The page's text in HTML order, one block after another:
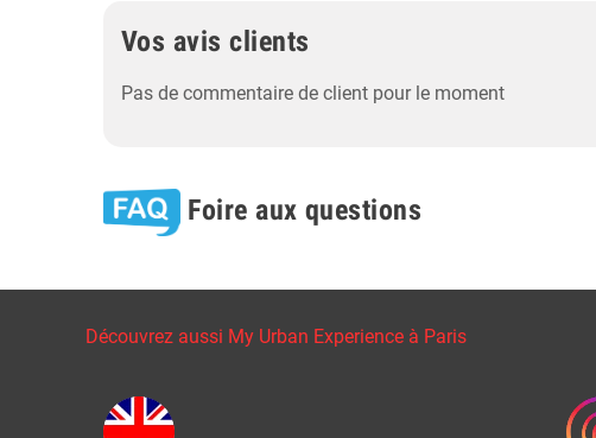
Vos avis clients
Pas de commentaire de client pour le moment
Foire aux questions
Découvrez aussi My Urban Experience à Paris